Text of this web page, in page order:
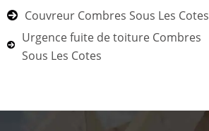
Couvreur Combres Sous Les Cotes
Urgence fuite de toiture Combres
Sous Les Cotes